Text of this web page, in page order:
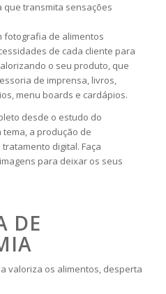
transmita sensações
fotografia de alimentos
de cada cliente para
o seu produto, que
de imprensa, livros,
menu boards e cardápios.
desde o estudo do
a produção de
digital. Faça
para deixar os seus
DE
valoriza os alimentos, desperta